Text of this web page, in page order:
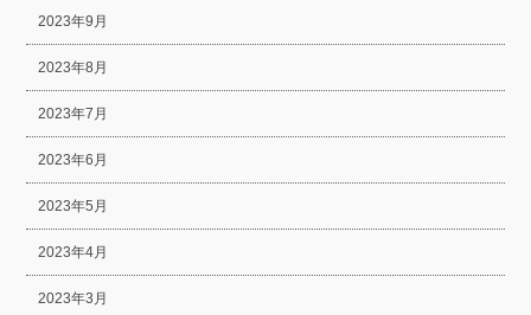
2023年9月
2023年8月
2023年7月
2023年6月
2023年5月
2023年4月
2023年3月